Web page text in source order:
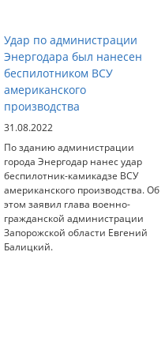
Удар по администрации
Энергодара был нанесен
беспилотником ВСУ
американского
производства
31.08.2022
По зданию администрации
города Энергодар нанес удар
беспилотник-камикадзе ВСУ
американского производства. Об
этом заявил глава военно-
гражданской администрации
Запорожской области Евгений
Балицкий.